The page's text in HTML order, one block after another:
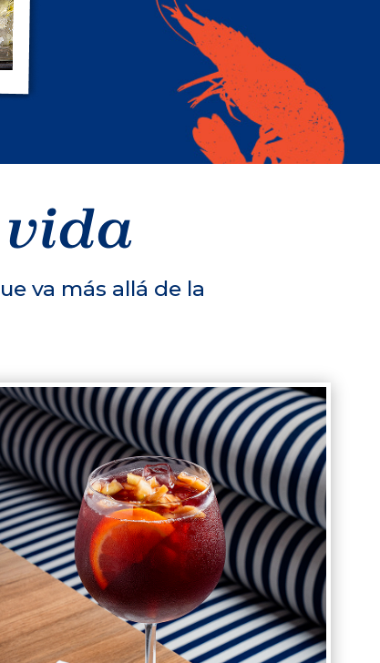
va más allá de la